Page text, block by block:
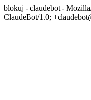
blokuj - claudebot -
ClaudeBot/1.0;